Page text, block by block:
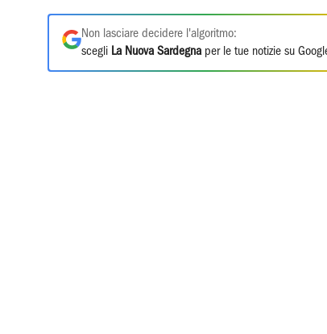
Non lasciare decidere l'algoritmo:
scegli La Nuova Sardegna per le tue notizie su